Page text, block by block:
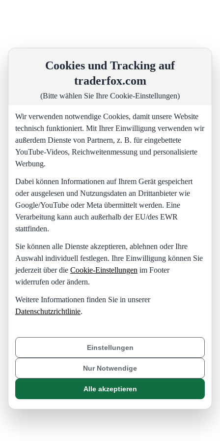
Cookies und Tracking auf
traderfox.com
(Bitte wählen Sie Ihre Cookie-Einstellungen)
Wir verwenden notwendige Cookies, damit unsere Website
technisch funktioniert. Mit Ihrer Einwilligung verwenden wir
außerdem Dienste von Partnern, z. B. für eingebettete
YouTube-Videos, Reichweitenmessung und personalisierte
Werbung.
Dabei können Informationen auf Ihrem Gerät gespeichert
oder ausgelesen und Nutzungsdaten an Drittanbieter wie
Google/YouTube oder Meta übermittelt werden. Eine
Verarbeitung kann auch außerhalb der EU/des EWR
stattfinden.
Sie können alle Dienste akzeptieren, ablehnen oder Ihre
Auswahl individuell festlegen. Ihre Einwilligung können Sie
jederzeit über die Cookie-Einstellungen im Footer
widerrufen oder ändern.
Weitere Informationen finden Sie in unserer
Datenschutzrichtlinie.
Einstellungen
Nur Notwendige
Alle akzeptieren